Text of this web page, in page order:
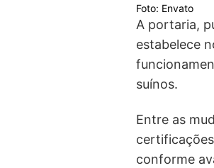
Foto: Envato
A portaria,
estabelece
suínos.
Entre as
conforme